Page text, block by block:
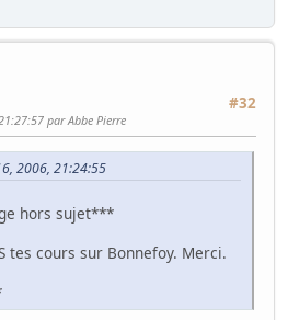
#32
par Abbe Pierre
2006, 21:24:55
hors sujet***
tes cours sur Bonnefoy. Merci.